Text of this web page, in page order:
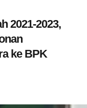
2021-2023,
ke BPK